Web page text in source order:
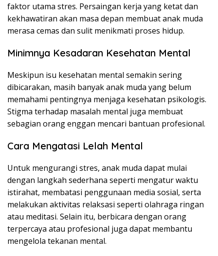
faktor utama stres. Persaingan kerja yang ketat dan
kekhawatiran akan masa depan membuat anak muda
merasa cemas dan sulit menikmati proses hidup.
Minimnya Kesadaran Kesehatan Mental
Meskipun isu kesehatan mental semakin sering
dibicarakan, masih banyak anak muda yang belum
memahami pentingnya menjaga kesehatan psikologis.
Stigma terhadap masalah mental juga membuat
sebagian orang enggan mencari bantuan profesional.
Cara Mengatasi Lelah Mental
Untuk mengurangi stres, anak muda dapat mulai
dengan langkah sederhana seperti mengatur waktu
istirahat, membatasi penggunaan media sosial, serta
melakukan aktivitas relaksasi seperti olahraga ringan
atau meditasi. Selain itu, berbicara dengan orang
terpercaya atau profesional juga dapat membantu
mengelola tekanan mental.